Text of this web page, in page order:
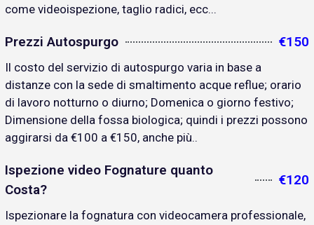
come videoispezione, taglio radici, ecc...
Prezzi Autospurgo €150
Il costo del servizio di autospurgo varia in base a
distanze con la sede di smaltimento acque reflue; orario
di lavoro notturno o diurno; Domenica o giorno festivo;
Dimensione della fossa biologica; quindi i prezzi possono
aggirarsi da €100 a €150, anche più..
Ispezione video Fognature quanto
Costa?
€120
Ispezionare la fognatura con videocamera professionale,